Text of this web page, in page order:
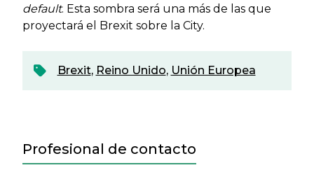
default. Esta sombra será una más de las que
proyectará el Brexit sobre la City.
Brexit, Reino Unido, Unión Europea
Profesional de contacto